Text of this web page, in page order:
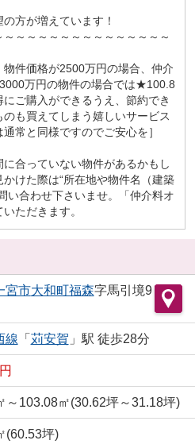
方が増えています！
～～～～～～～～～～～～～～
件価格が2500万円の場合、仲介
万円の物件の場合では★100.8
ご購入ができるうえ、節約でき
も買えてしまう嬉しいサービス
常と同様ですのでご安心を］
合っていない物件があるかもし
けた際は“所在地や物件名（建築
い合わせ下さいませ。「仲介料オ
ただきます。
宮市大和町福森字馬引境9
線 「 苅安賀 」駅 徒歩28分
～103.08㎡(30.62坪～31.18坪)
(60.53坪)